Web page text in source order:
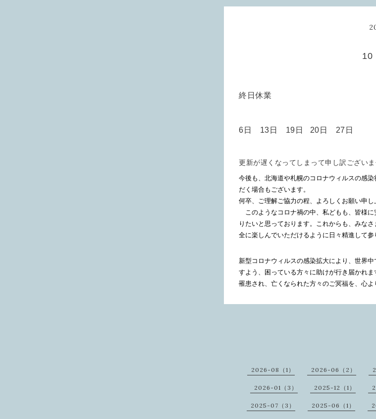
10
終日休業
6日 13日 19 日 20日 27日
更新が遅くなってしまって申し訳ございま
今後も、北海道や札幌のコロナウィルスの感
だく場合もございます。
何卒、ご理解ご協力の程、よろしくお願い申し
このようなコロナ禍の中、私どもも、皆様
りたいと思っております。これからも、みな
全に楽しんでいただけるように日々精進して参
新型コロナウィルスの感染拡大により、世界
すよう、困っている方々に助けが行き届かれま
罹患され、亡くなられた方々のご冥福を、心よ
2026-08（1） 2026-06（2）
2026-01（3） 2025-12（1）
2025-07（3） 2025-06（1）